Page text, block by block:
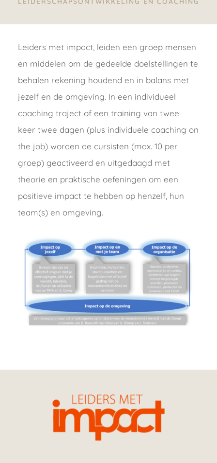
Leiders met impact, leiden een groep mensen
en middelen om de gedeelde doelstellingen te
behalen rekening houdend en in balans met
jezelf en de omgeving. In een individueel
coaching traject of een training van twee
keer twee dagen (plus individuele coaching on
the job) worden de cursisten (max. 10 per
groep) geactiveerd en uitgedaagd met
theorie en praktische oefeningen om een
positieve impact te hebben op henzelf, hun
team(s) en omgeving.